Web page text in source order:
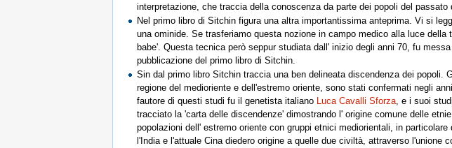
interpretazione, che traccia della conoscenza da parte dei popoli del
Nel primo libro di Sitchin figura una altra importantissima anteprima. Vi si
una ominide. Se trasferiamo questa nozione in campo medico alla luce
babe'. Questa tecnica però seppur studiata dall' inizio degli anni 70, fu
pubblicazione del primo libro di Sitchin.
Sin dal primo libro Sitchin traccia una ben delineata discendenza dei
regione del medioriente e dell'estremo oriente, sono stati confermati negli
fautore di questi studi fu il genetista italiano Luca Cavalli Sforza, e i suoi
tracciato la 'carta delle discendenze' dimostrando l' origine comune delle
popolazioni dell' estremo oriente con gruppi etnici mediorientali, in
l'India e l'attuale Cina diedero origine a quelle due civiltà, attraverso